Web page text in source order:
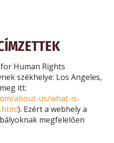
Human Rights
székhelye: Los Angeles,
itt:
about-us/what-is-
). Ezért a webhely a
megfelelően